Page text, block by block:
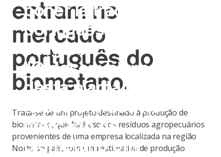
entram no
mercado
português do
biometano.
Trata-se de um projeto destinado à produção de
biometano, que fará uso dos resíduos agropecuários
provenientes de uma empresa localizada na região
Norte do país, com uma estimativa de produção
poner la traducción a
portugues en la
imagen:
"O desenvolvimento
desta planta marca a
nossa entrada no
mercado de
biometano em